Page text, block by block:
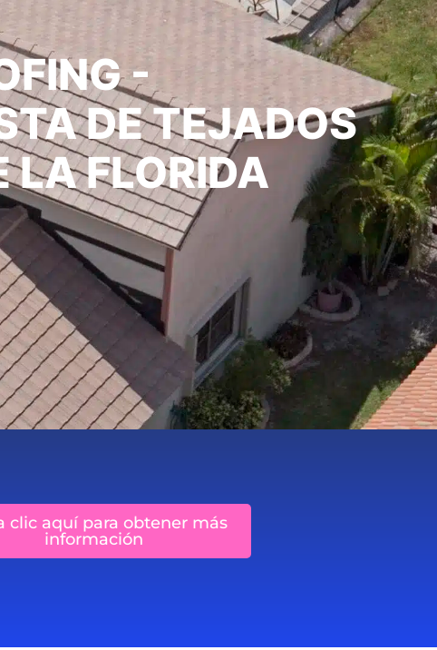
-
DE TEJADOS
LA FLORIDA
clic aquí para obtener más
información